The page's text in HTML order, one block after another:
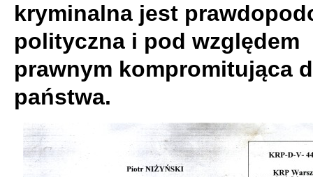
kryminalna jest
polityczna i pod względem
prawnym kompromitująca
państwa.